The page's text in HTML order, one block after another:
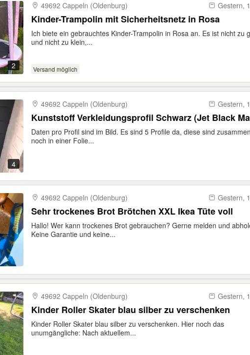
2
49692 Cappeln (Oldenburg) Gestern,
Kinder-Trampolin mit Sicherheitsnetz in Rosa
Ich biete ein gebrauchtes Kinder-Trampolin in Rosa an. Es ist nicht zu
und nicht zu klein,...
Versand möglich
4
49692 Cappeln (Oldenburg) Gestern,
Kunststoff Verkleidungsprofil Schwarz (Jet Black
Daten pro Profil sind im Bild. Es sind 5 Profile da, diese sind zusammen
noch in einer Folie...
49692 Cappeln (Oldenburg) Gestern,
Sehr trockenes Brot Brötchen XXL Ikea Tüte voll
Hallo! Wer kann trockenes Brot gebrauchen? Gerne melden und
Keine Garantie und keine...
49692 Cappeln (Oldenburg) Gestern,
Kinder Roller Skater blau silber zu verschenken
Kinder Roller Skater blau silber zu verschenken. Hier noch das
unumgängliche: Nach aktuellem...